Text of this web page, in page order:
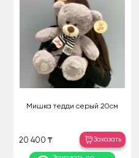
Мишка тедди серый 20см
20 400 ₸ Заказать